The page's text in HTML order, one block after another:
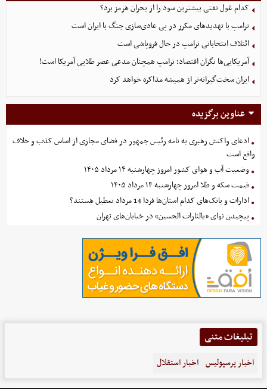
کدام غول نفتی بیشترین سود را از بحران هرمز برد؟
ترامپ با تهدیدهای مکرر در پی عادی‌سازی جنگ با ایران است
ائتلاف انتخاباتی ترامپ در حال فروپاشی است
آمریکایی‌ها نگران اقتصاد؛ ترامپ همچنان مدعی عصر طلایی آمریکا است!
ایران سخت‌گیرانه‌تر از همیشه مذاکره خواهد کرد
عناوین برگزیده
ادعای واکنش رهبری به نامه رئیس جمهور در فضای مجازی از اساس کذب و خلاف
واقع است
وضعیت آب و هوای کشور امروز چهارشنبه ۱۴ مرداد ۱۴۰۵
قیمت سکه و طلا امروز چهارشنبه ۱۴ مرداد ۱۴۰۵
ادارات و بانک‌های کدام استان‌ها فردا 14 مرداد تعطیل هستند؟
پیچیدن نوای «یالثارات الحسین» در خیابان‌های تهران
تبلیغات متنی
اخبار پرسپولیس اخبار استقلال